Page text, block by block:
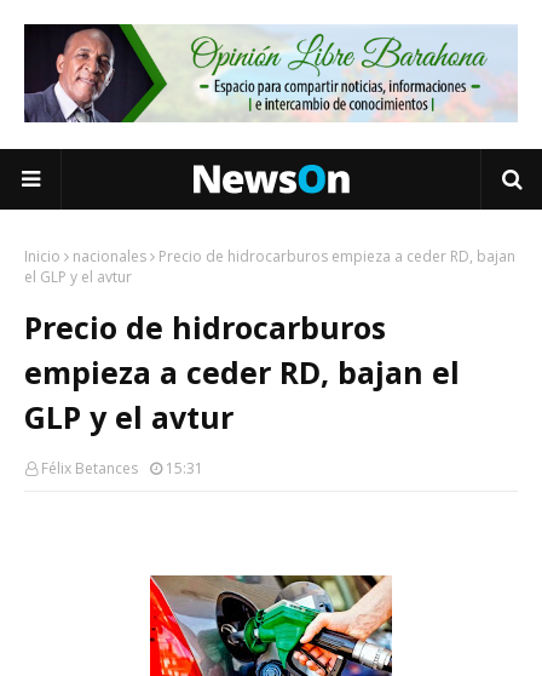
Inicio nacionales
Precio de hidrocarburos empieza a ceder RD, bajan
el GLP y el avtur
Precio de hidrocarburos
empieza a ceder RD, bajan el
GLP y el avtur
Félix Betances 15:31